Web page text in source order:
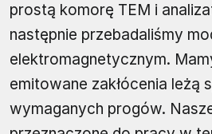
prostą komorę TEM i
następnie przebadaliśmy
elektromagnetycznym.
emitowane zakłócenia leżą
wymaganych progów.